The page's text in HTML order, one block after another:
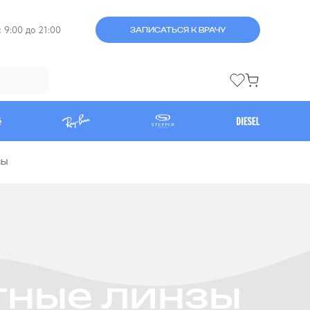
9:00 до 21:00 ЗАПИСАТЬСЯ К ВРАЧУ
линзы